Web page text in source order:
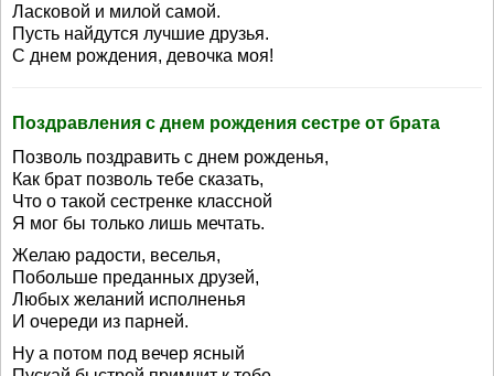
Ласковой и милой самой.
Пусть найдутся лучшие друзья.
С днем рождения, девочка моя!
Поздравления с днем рождения сестре от брата
Позволь поздравить с днем рожденья,
Как брат позволь тебе сказать,
Что о такой сестренке классной
Я мог бы только лишь мечтать.
Желаю радости, веселья,
Побольше преданных друзей,
Любых желаний исполненья
И очереди из парней.
Ну а потом под вечер ясный